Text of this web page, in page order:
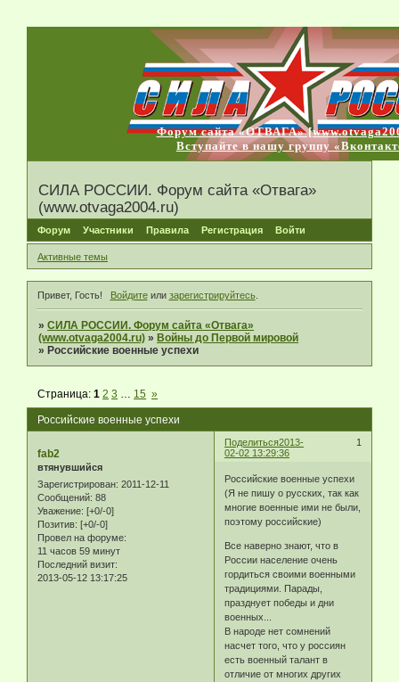
Форум сайта «ОТВАГА»
Вступайте в нашу группу
СИЛА РОССИИ. Форум сайта «Отвага»
(www.otvaga2004.ru)
Форум Участники Правила Регистрация Войти
Активные темы
Привет, Гость! Войдитеили зарегистрируйтесь.
»СИЛА РОССИИ. Форум сайта «Отвага»
(www.otvaga2004.ru) » Войны до Первой мировой
» Российские военные успехи
Российские военные успехи
Страница:1 2 3 15 »
Поделиться 1
2013-
02-02 13:29:36
fab2
втянувшийся
Зарегистрирован: 2011-12-11
Сообщений: 88
Уважение: [+0/-0]
Позитив: [+0/-0]
Провел на форуме:
11 часов 59 минут
Последний визит:
2013-05-12 13:17:25
Российские военные успехи
(Я не пишу о русских, так как
многие военные ими не были,
поэтому российские)
Все наверно знают, что в
России население очень
гордиться своими военными
традициями. Парады,
празднует победы и дни
военных...
В народе нет сомнений
насчет того, что у россиян
есть военный талант в
отличие от многих других